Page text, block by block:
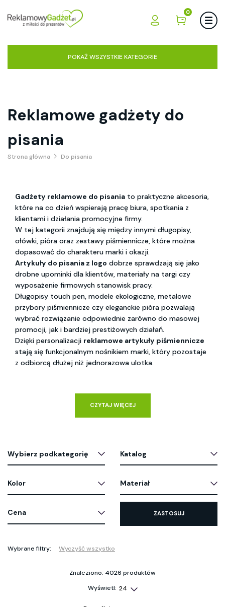
0
POKAŻ WSZYSTKIE KATEGORIE
Reklamowe gadżety do
pisania
Strona główna Do pisania
Gadżety reklamowe do pisania to praktyczne akcesoria,
które na co dzień wspierają pracę biura, spotkania z
klientami i działania promocyjne firmy.
W tej kategorii znajdują się między innymi długopisy,
ołówki, pióra oraz zestawy piśmiennicze, które można
dopasować do charakteru marki i okazji.
Artykuły do pisania z logo dobrze sprawdzają się jako
drobne upominki dla klientów, materiały na targi czy
wyposażenie firmowych stanowisk pracy.
Długopisy touch pen, modele ekologiczne, metalowe
przybory piśmiennicze czy eleganckie pióra pozwalają
wybrać rozwiązanie odpowiednie zarówno do masowej
promocji, jak i bardziej prestiżowych działań.
Dzięki personalizacji reklamowe artykuły piśmiennicze
stają się funkcjonalnym nośnikiem marki, który pozostaje
z odbiorcą dłużej niż jednorazowa ulotka.
CZYTAJ WIĘCEJ
Wybierz podkategorię Katalog
Kolor Materiał
Cena ZASTOSUJ
Wybrane filtry: Wyczyść wszystko
Znaleziono: 4026 produktów
Wyświetl: